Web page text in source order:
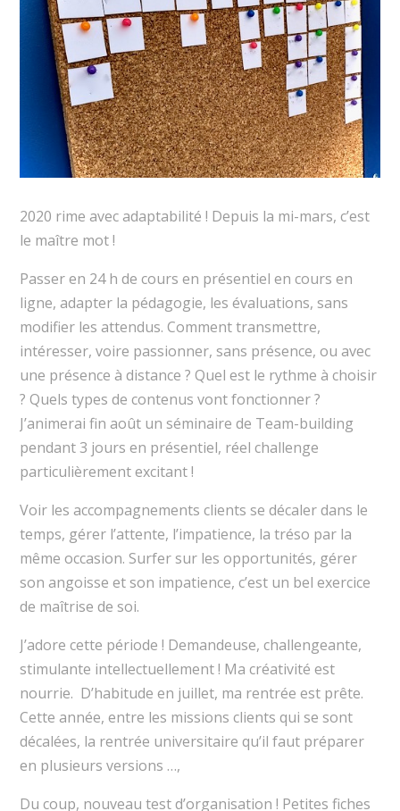
2020 rime avec adaptabilité ! Depuis la mi-mars, c’est
le maître mot !
Passer en 24 h de cours en présentiel en cours en
ligne, adapter la pédagogie, les évaluations, sans
modifier les attendus. Comment transmettre,
intéresser, voire passionner, sans présence, ou avec
une présence à distance ? Quel est le rythme à choisir
? Quels types de contenus vont fonctionner ?
J’animerai fin août un séminaire de Team-building
pendant 3 jours en présentiel, réel challenge
particulièrement excitant !
Voir les accompagnements clients se décaler dans le
temps, gérer l’attente, l’impatience, la tréso par la
même occasion. Surfer sur les opportunités, gérer
son angoisse et son impatience, c’est un bel exercice
de maîtrise de soi.
J’adore cette période ! Demandeuse, challengeante,
stimulante intellectuellement ! Ma créativité est
nourrie. D’habitude en juillet, ma rentrée est prête.
Cette année, entre les missions clients qui se sont
décalées, la rentrée universitaire qu’il faut préparer
en plusieurs versions …,
Du coup, nouveau test d’organisation ! Petites fiches